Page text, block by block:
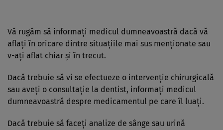
Vă rugăm să informaţi medicul dumneavoastră dacă vă
aflaţi în oricare dintre situaţiile mai sus menţionate sau
v-aţi aflat chiar şi în trecut.
Dacă trebuie să vi se efectueze o intervenţie chirurgicală
sau aveţi o consultaţie la dentist, informaţi medicul
dumneavoastră despre medicamentul pe care îl luaţi.
Dacă trebuie să faceţi analize de sânge sau urină